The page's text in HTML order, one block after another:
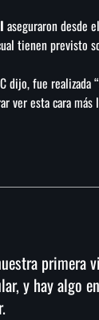
aseguraron desde
tienen previsto
dijo, fue
ver esta cara
primera
y hay algo